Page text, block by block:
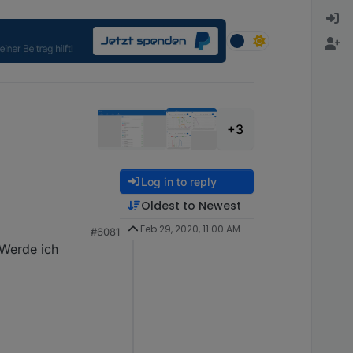
+3
#6081
ich
Log in to reply
Oldest to Newest
Feb 29, 2020, 11:00 AM